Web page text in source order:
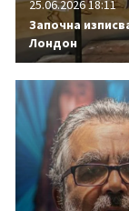
25.06.2026 18:11
Започна
Лондон